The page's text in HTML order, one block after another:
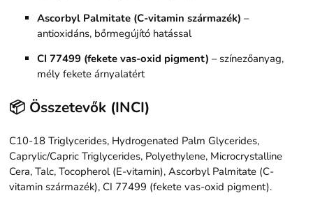
Ascorbyl Palmitate (C-vitamin származék) –
antioxidáns, bőrmegújító hatással
CI 77499 (fekete vas-oxid pigment) – színezőanyag,
mély fekete árnyalatért
📦 Összetevők (INCI)
C10-18 Triglycerides, Hydrogenated Palm Glycerides,
Caprylic/Capric Triglycerides, Polyethylene, Microcrystalline
Cera, Talc, Tocopherol (E-vitamin), Ascorbyl Palmitate (C-
vitamin származék), CI 77499 (fekete vas-oxid pigment).